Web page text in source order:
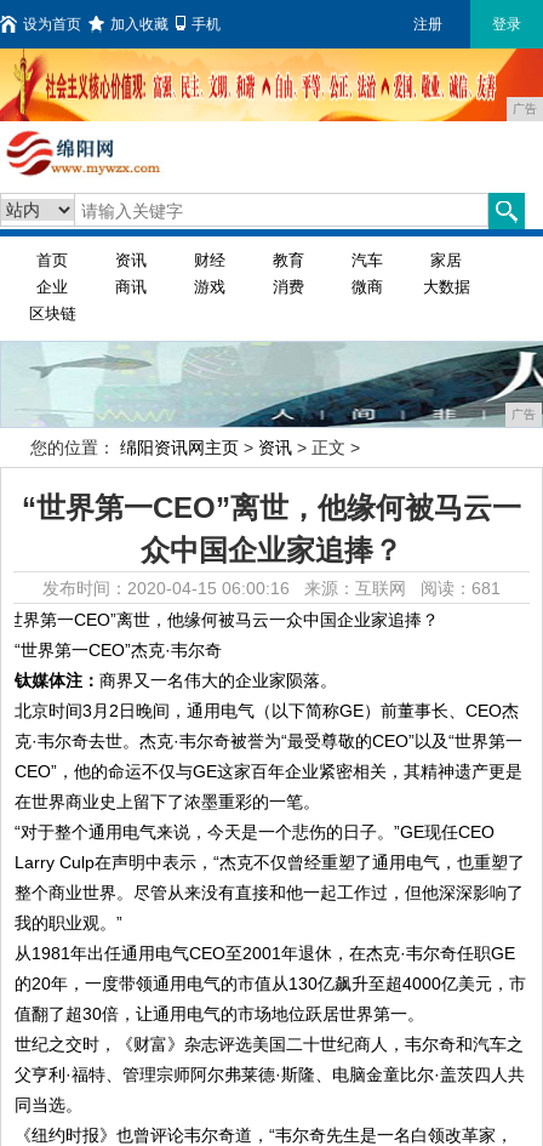
设为首页 加入收藏 手机 注册 登录
广告
首页 资讯 财经 教育 汽车
家居
企业
商讯 游戏 消费 微商
大数据
区块链
广告
您的位置： 绵阳资讯网主页 > 资讯 > 正文 >
“世界第一CEO”离世，他缘何被马云一
众中国企业家追捧？
发布时间：2020-04-15 06:00:16 来源：互联网 阅读：681
“世界第一CEO”杰克·韦尔奇
钛媒体注：商界又一名伟大的企业家陨落。
北京时间3月2日晚间，通用电气（以下简称GE）前董事长、CEO杰
克·韦尔奇去世。杰克·韦尔奇被誉为“最受尊敬的CEO”以及“世界第一
CEO”，他的命运不仅与GE这家百年企业紧密相关，其精神遗产更是
在世界商业史上留下了浓墨重彩的一笔。
“对于整个通用电气来说，今天是一个悲伤的日子。”GE现任CEO
Larry Culp在声明中表示，“杰克不仅曾经重塑了通用电气，也重塑了
整个商业世界。尽管从来没有直接和他一起工作过，但他深深影响了
我的职业观。”
从1981年出任通用电气CEO至2001年退休，在杰克·韦尔奇任职GE
的20年，一度带领通用电气的市值从130亿飙升至超4000亿美元，市
值翻了超30倍，让通用电气的市场地位跃居世界第一。
世纪之交时，《财富》杂志评选美国二十世纪商人，韦尔奇和汽车之
父亨利·福特、管理宗师阿尔弗莱德·斯隆、电脑金童比尔·盖茨四人共
同当选。
《纽约时报》也曾评论韦尔奇道，“韦尔奇先生是一名白领改革家，